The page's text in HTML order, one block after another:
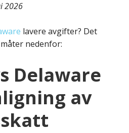
2026
lavere avgifter? Det
nedenfor:
Delaware
av